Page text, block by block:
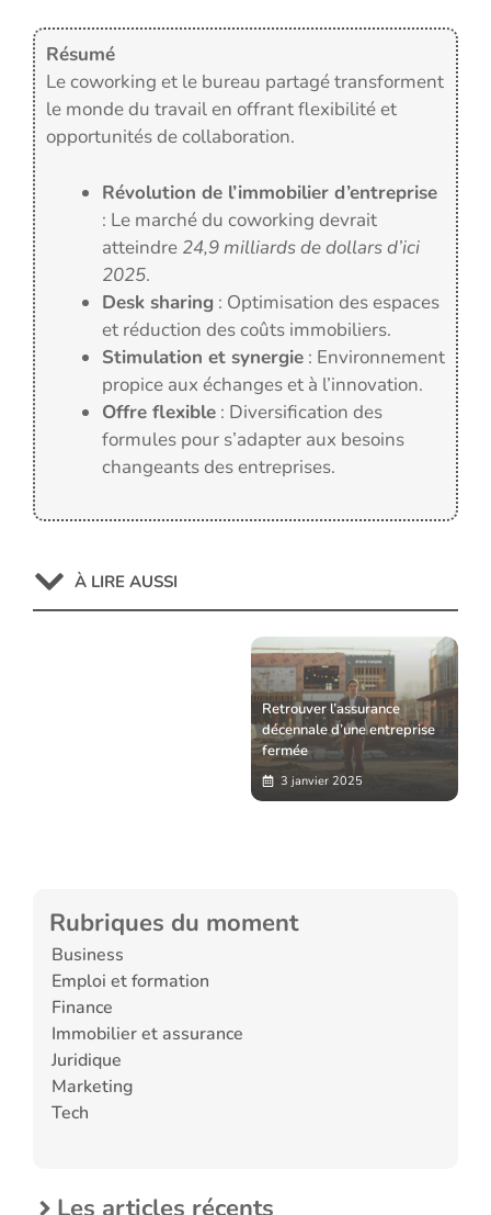
Résumé
Le coworking et le bureau partagé transforment
le monde du travail en offrant flexibilité et
opportunités de collaboration.
Révolution de l’immobilier d’entreprise
: Le marché du coworking devrait
atteindre 24,9 milliards de dollars d’ici
2025.
Desk sharing : Optimisation des espaces
et réduction des coûts immobiliers.
Stimulation et synergie : Environnement
propice aux échanges et à l’innovation.
Offre flexible : Diversification des
formules pour s’adapter aux besoins
changeants des entreprises.
À LIRE AUSSI
Retrouver l’assurance
décennale d’une entreprise
fermée
3 janvier 2025
Rubriques du moment
Business
Emploi et formation
Finance
Immobilier et assurance
Juridique
Marketing
Tech
Les articles récents